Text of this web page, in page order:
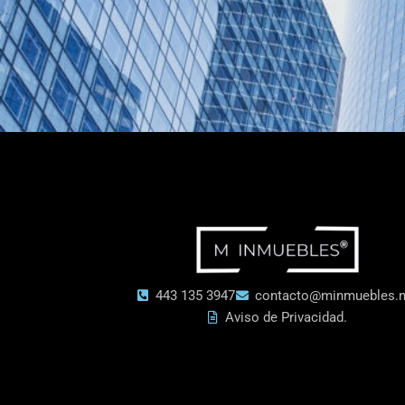
p
p
443 135 3947
Aviso de Privacidad.